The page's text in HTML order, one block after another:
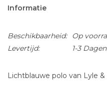
Informatie
Beschikbaarheid: Op
Levertijd:
1-3 Dagen
Lichtblauwe polo van Lyle